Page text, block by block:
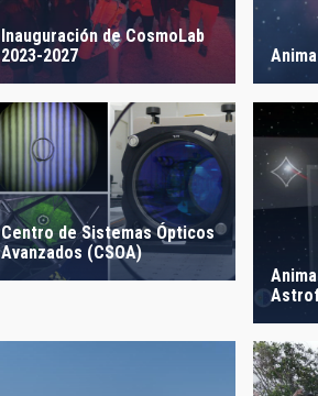
Inauguración de CosmoLab
2023-2027
Centro de Sistemas Ópticos
Avanzados (CSOA)